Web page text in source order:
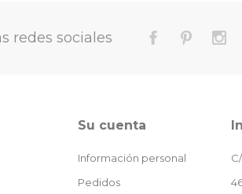
redes sociales
Su cuenta
Información personal
Pedidos